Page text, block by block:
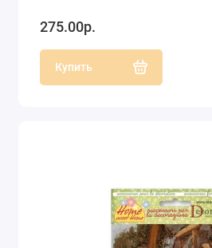
275.00р.
Купить